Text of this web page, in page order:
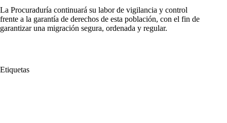
La Procuraduría continuará su labor de vigilancia y control
frente a la garantía de derechos de esta población, con el fin de
garantizar una migración segura, ordenada y regular.
Etiquetas